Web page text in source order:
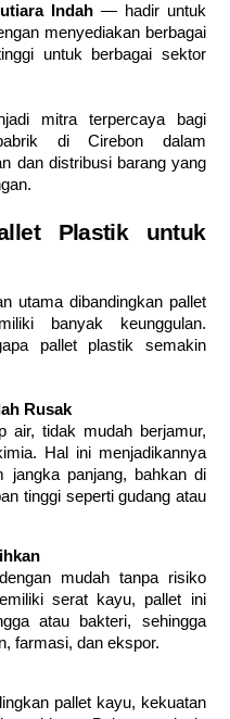
Indah— hadir untuk
menyediakan berbagai
untuk berbagai sektor
mitra terpercaya bagi
di Cirebon dalam
dan distribusi barang yang
Plastik untuk
utama dibandingkan pallet
banyak keunggulan.
pallet plastik semakin
Rusak
air, tidak mudah berjamur,
Hal ini menjadikannya
jangka panjang, bahkan di
tinggi seperti gudang atau
mudah tanpa risiko
serat kayu, pallet ini
atau bakteri, sehingga
farmasi, dan ekspor.
pallet kayu, kekuatan